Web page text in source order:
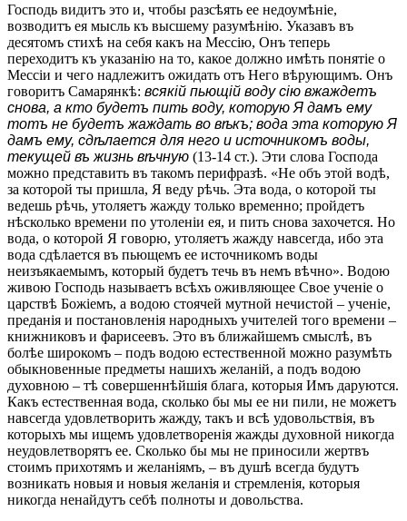
Господь видитъ это и, чтобы разсѣять ее недоумѣніе,
возводитъ ея мысль къ высшему разумѣнію. Указавъ въ
десятомъ стихѣ на себя какъ на Мессію, Онъ теперь
переходитъ къ указанію на то, какое должно имѣть понятіе о
Мессіи и чего надлежитъ ожидать отъ Него вѣрующимъ. Онъ
говоритъ Самарянкѣ: всякій пьющій воду сію вжаждетъ
снова, а кто будетъ пить воду, которую Я дамъ ему
тотъ не будетъ жаждать во вѣкъ; вода эта которую Я
дамъ ему, сдѣлается для него и источникомъ воды,
текущей въ жизнь вѣчную (13-14 ст.). Эти слова Господа
можно представить въ такомъ перифразѣ. «Не объ этой водѣ,
за которой ты пришла, Я веду рѣчь. Эта вода, о которой ты
ведешь рѣчь, утоляетъ жажду только временно; пройдетъ
нѣсколько времени по утоленіи ея, и пить снова захочется. Но
вода, о которой Я говорю, утоляетъ жажду навсегда, ибо эта
вода сдѣлается въ пьющемъ ее источникомъ воды
неизъякаемымъ, который будетъ течь въ немъ вѣчно». Водою
живою Господь называетъ всѣхъ оживляющее Свое ученіе о
царствѣ Божіемъ, а водою стоячей мутной нечистой – ученіе,
преданія и постановленія народныхъ учителей того времени –
книжниковъ и фарисеевъ. Это въ ближайшемъ смыслѣ, въ
болѣе широкомъ – подъ водою естественной можно разумѣть
обыкновенные предметы нашихъ желаній, а подъ водою
духовною – тѣ совершеннѣйшія блага, которыя Имъ даруются.
Какъ естественная вода, сколько бы мы ее ни пили, не можетъ
навсегда удовлетворить жажду, такъ и всѣ удовольствія, въ
которыхъ мы ищемъ удовлетворенія жажды духовной никогда
неудовлетворятъ ее. Сколько бы мы не приносили жертвъ
стоимъ прихотямъ и желаніямъ, – въ душѣ всегда будутъ
возникать новыя и новыя желанія и стремленія, которыя
никогда ненайдутъ себѣ полноты и довольства.